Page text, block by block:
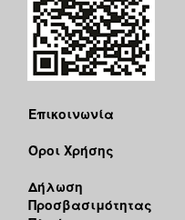
Επικοινωνία
Όροι Χρήσης
Δήλωση
Προσβασιμότητας